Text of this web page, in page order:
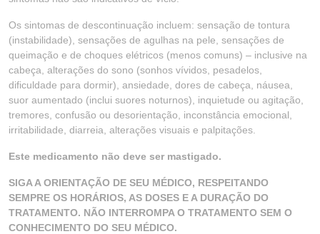
Os sintomas de descontinuação incluem: sensação de tontura
(instabilidade), sensações de agulhas na pele, sensações de
queimação e de choques elétricos (menos comuns) – inclusive na
cabeça, alterações do sono (sonhos vívidos, pesadelos,
dificuldade para dormir), ansiedade, dores de cabeça, náusea,
suor aumentado (inclui suores noturnos), inquietude ou agitação,
tremores, confusão ou desorientação, inconstância emocional,
irritabilidade, diarreia, alterações visuais e palpitações.
Este medicamento não deve ser mastigado.
SIGA A ORIENTAÇÃO DE SEU MÉDICO, RESPEITANDO
SEMPRE OS HORÁRIOS, AS DOSES E A DURAÇÃO DO
TRATAMENTO. NÃO INTERROMPA O TRATAMENTO SEM O
CONHECIMENTO DO SEU MÉDICO.